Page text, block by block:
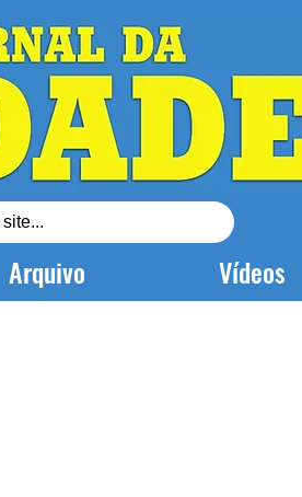
Arquivo Vídeos